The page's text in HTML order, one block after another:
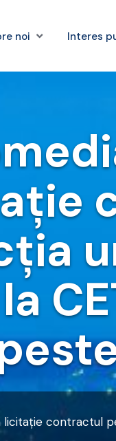
noi Interes
licitaţie contractul